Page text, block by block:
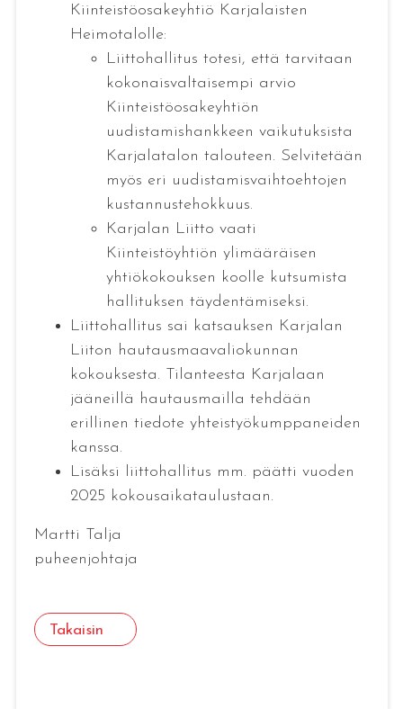
Kiinteistöosakeyhtiö Karjalaisten
Heimotalolle:
Liittohallitus totesi, että tarvitaan
kokonaisvaltaisempi arvio
Kiinteistöosakeyhtiön
uudistamishankkeen vaikutuksista
Karjalatalon talouteen. Selvitetään
myös eri uudistamisvaihtoehtojen
kustannustehokkuus.
Karjalan Liitto vaati
Kiinteistöyhtiön ylimääräisen
yhtiökokouksen koolle kutsumista
hallituksen täydentämiseksi.
Liittohallitus sai katsauksen Karjalan
Liiton hautausmaavaliokunnan
kokouksesta. Tilanteesta Karjalaan
jääneillä hautausmailla tehdään
erillinen tiedote yhteistyökumppaneiden
kanssa.
Lisäksi liittohallitus mm. päätti vuoden
2025 kokousaikataulustaan.
Martti Talja
puheenjohtaja
Takaisin